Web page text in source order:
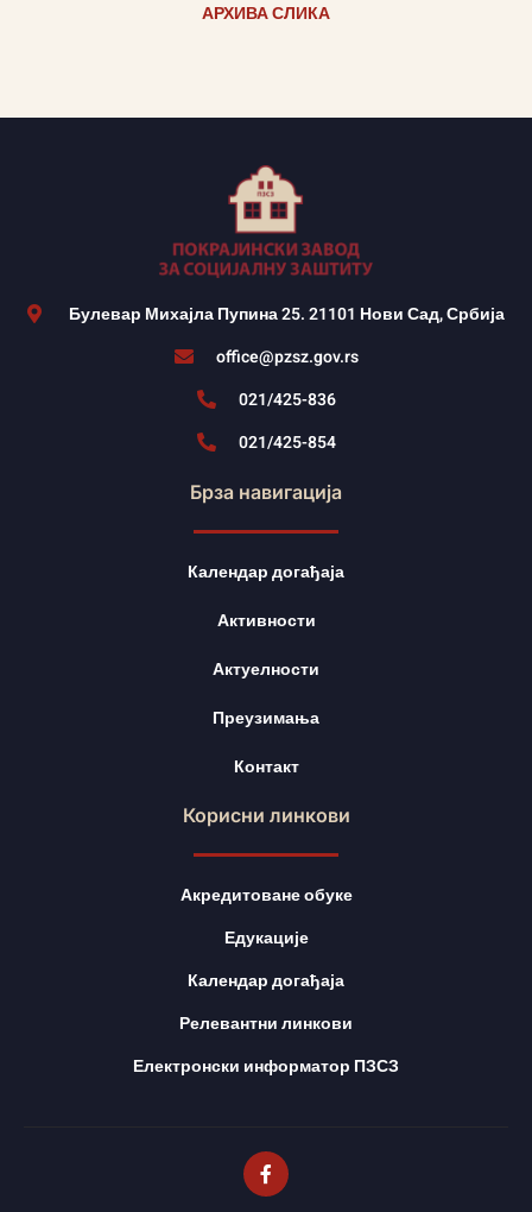
АРХИВА СЛИКА
Булевар Михајла Пупина 25. 21101 Нови Сад, Србија
office@pzsz.gov.rs
021/425-836
021/425-854
Брза навигација
Календар догађаја
Активности
Актуелности
Преузимања
Контакт
Корисни линкови
Акредитоване обуке
Едукације
Календар догађаја
Релевантни линкови
Електронски информатор ПЗСЗ